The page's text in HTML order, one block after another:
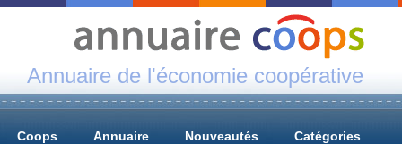
Annuaire de l'économie coopérative
Coops Annuaire Nouveautés Catégories